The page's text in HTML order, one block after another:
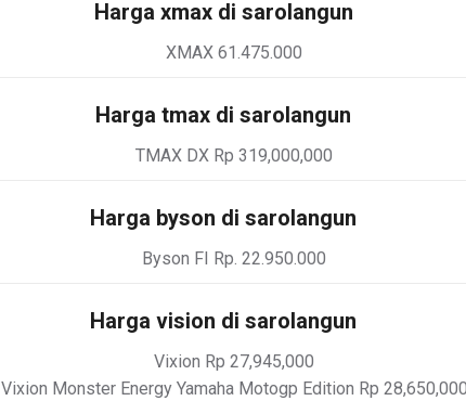
Harga xmax di sarolangun
XMAX 61.475.000
Harga tmax di sarolangun
TMAX DX Rp 319,000,000
Harga byson di sarolangun
Byson FI Rp. 22.950.000
Harga vision di sarolangun
Vixion Rp 27,945,000
Vixion Monster Energy Yamaha Motogp Edition Rp 28,650,000